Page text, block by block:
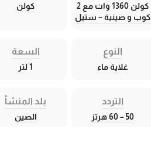
كولن 1360 وات مع 2
كوب و صينية – ستيل
كولن
النوع
غلاية ماء
السعة
1 لتر
التردد
50 – 60 هرتز
بلد المنشأ
الصين